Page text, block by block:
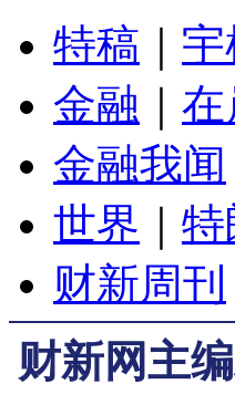
特稿
金融
在
金融我闻
世界
特
财新周刊
财新网主